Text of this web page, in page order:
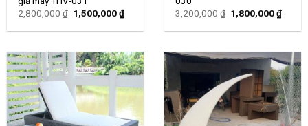
2,800,000₫ Giá
gốc
là:
1,500,000₫Giá
tại
3,200,000₫ Giá
gốc
là:
1,800,000₫Giá
tại